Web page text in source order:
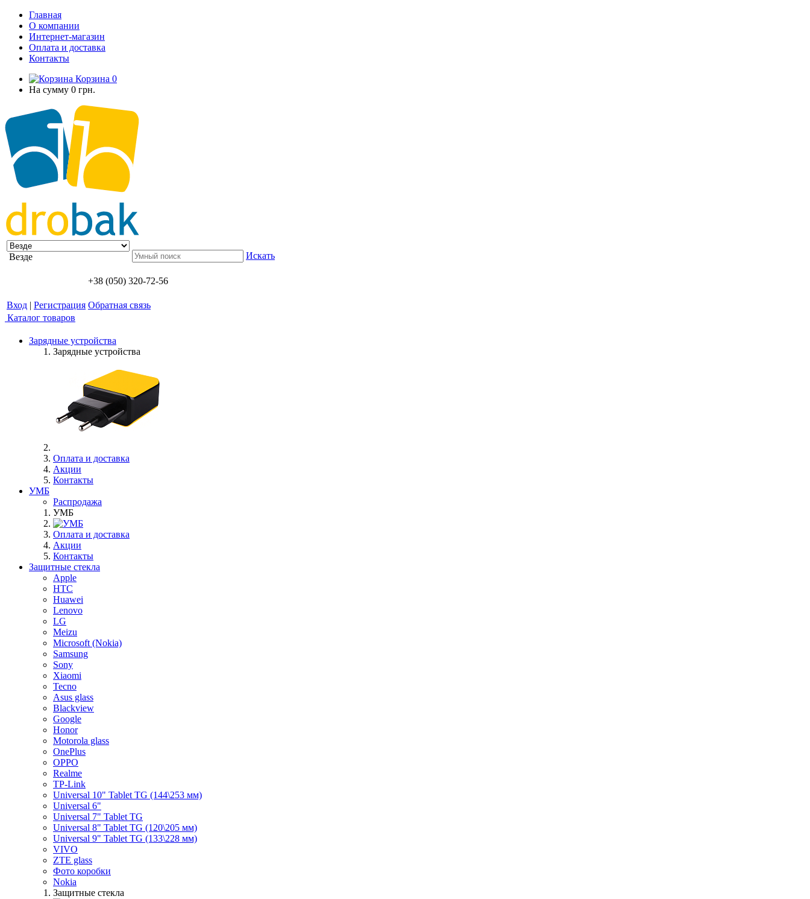
Главная
О компании
Интернет-магазин
Оплата и доставка
Контакты
Корзина 0
На сумму 0 грн.
Везде Искать
+38 (050) 320-72-56
Вход | Регистрация Обратная связь
Каталог товаров
Зарядные устройства
Зарядные устройства
Оплата и доставка
Акции
Контакты
УМБ
Распродажа
УМБ
Оплата и доставка
Акции
Контакты
Защитные стекла
Apple
HTC
Huawei
Lenovo
LG
Meizu
Microsoft (Nokia)
Samsung
Sony
Xiaomi
Tecno
Asus glass
Blackview
Google
Honor
Motorola glass
OnePlus
OPPO
Realme
TP-Link
Universal 10" Tablet TG (144\253 мм)
Universal 6"
Universal 7" Tablet TG
Universal 8" Tablet TG (120\205 мм)
Universal 9" Tablet TG (133\228 мм)
VIVO
ZTE glass
Фото коробки
Nokia
Защитные стекла